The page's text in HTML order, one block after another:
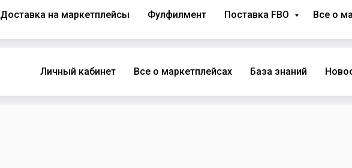
Доставка на маркетплейсы Фулфилмент Поставка FBO Все о
Личный кабинет Все о маркетплейсах База знаний